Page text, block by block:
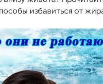
избавиться от